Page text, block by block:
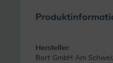
Hersteller:
Bort GmbH Am